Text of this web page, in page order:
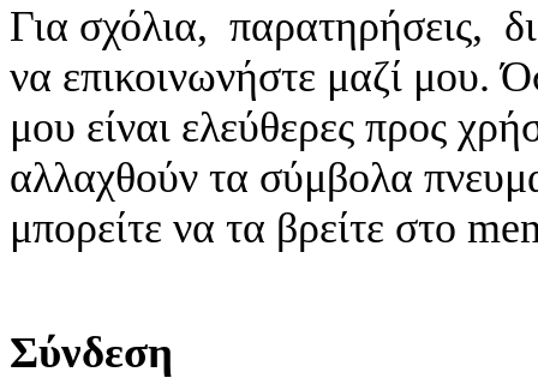
Για σχόλια, παρατηρήσεις,
να επικοινωνήστε μαζί μου.
μου είναι ελεύθερες προς
αλλαχθούν τα σύμβολα
μπορείτε να τα βρείτε στο
Σύνδεση